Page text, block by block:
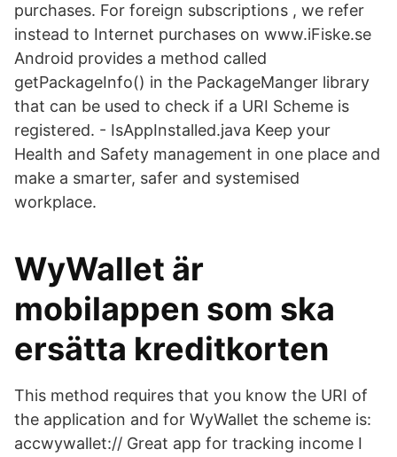
purchases. For foreign subscriptions , we refer
instead to Internet purchases on www.iFiske.se
Android provides a method called
getPackageInfo() in the PackageManger library
that can be used to check if a URI Scheme is
registered. - IsAppInstalled.java Keep your
Health and Safety management in one place and
make a smarter, safer and systemised
workplace.
WyWallet är
mobilappen som ska
ersätta kreditkorten
This method requires that you know the URI of
the application and for WyWallet the scheme is:
accwywallet:// Great app for tracking income I